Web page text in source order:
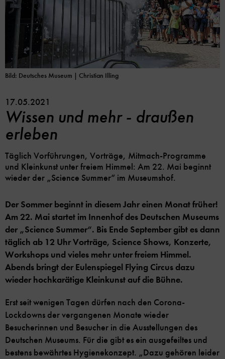
Bild: Deutsches Museum | Christian Illing
17.05.2021
Wissen und mehr - draußen
erleben
Täglich Vorführungen, Vorträge, Mitmach-Programme
und Kleinkunst unter freiem Himmel: Am 22. Mai beginnt
wieder der „Science Summer“ im Museumshof.
Der Sommer beginnt in diesem Jahr einen Monat früher!
Am 22. Mai startet im Innenhof des Deutschen Museums
der „Science Summer“. Bis Ende September gibt es dann
täglich ab 12 Uhr Vorträge, Science Shows, Konzerte,
Workshops und vieles mehr unter freiem Himmel.
Abends bringt der Eulenspiegel Flying Circus dazu
wieder hochkarätige Kleinkunst auf die Bühne.
Erst seit wenigen Tagen dürfen nach den Corona-
Lockdowns der vergangenen Monate wieder
Besucherinnen und Besucher in die Ausstellungen des
Deutschen Museums. Für die gibt es ein ausgefeiltes und
bestens bewährtes Hygienekonzept. „Dazu gehören leider